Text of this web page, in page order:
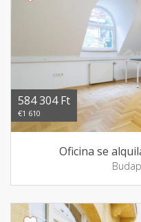
584 304 Ft
€1 610
Oficina se